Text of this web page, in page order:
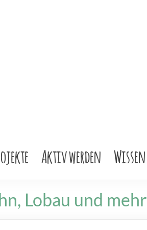
Aktiv werden Wissen
Lobau und mehr